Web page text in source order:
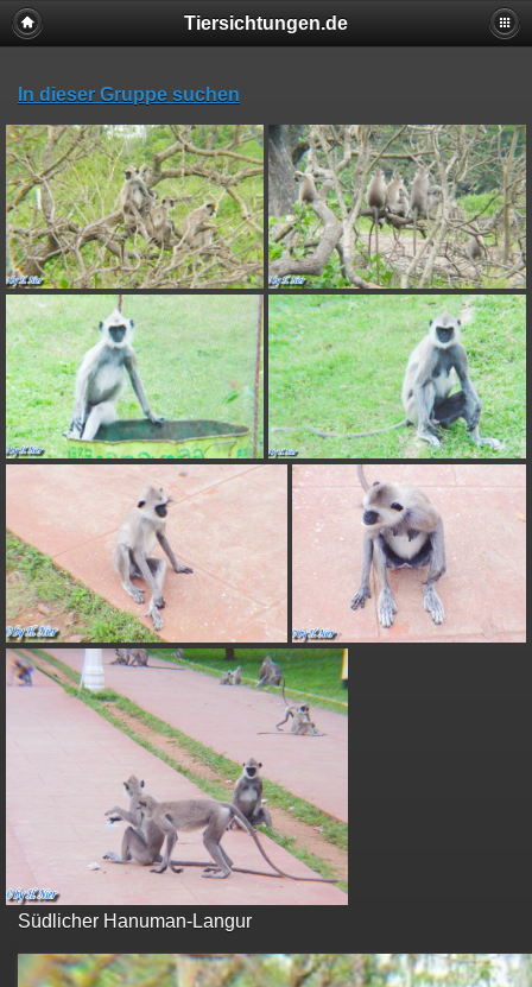
Tiersichtungen.de
In dieser Gruppe suchen
Südlicher Hanuman-Langur